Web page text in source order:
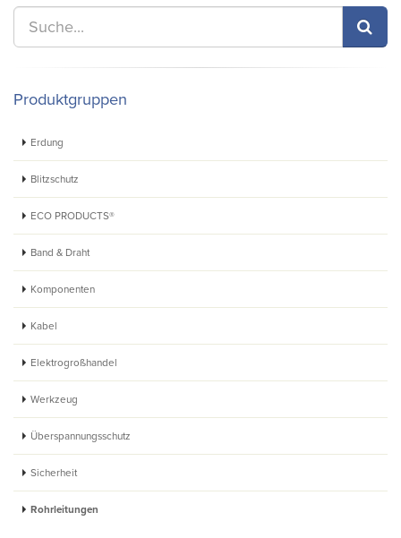
Produktgruppen
Erdung
Blitzschutz
ECO PRODUCTS®
Band & Draht
Komponenten
Kabel
Elektrogroßhandel
Werkzeug
Überspannungsschutz
Sicherheit
Rohrleitungen